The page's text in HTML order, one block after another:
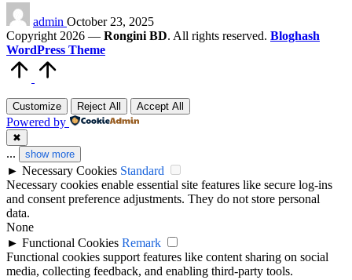
Posted
by
admin October 23, 2025
Copyright 2026 — Rongini BD. All rights reserved. Bloghash
WordPress Theme
Customize Reject All Accept All
Powered by
✖
... show more
► Necessary Cookies Standard
Necessary cookies enable essential site features like secure log-ins
and consent preference adjustments. They do not store personal
data.
None
► Functional Cookies Remark
Functional cookies support features like content sharing on social
media, collecting feedback, and enabling third-party tools.